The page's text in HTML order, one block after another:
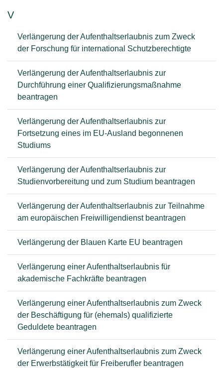
V
Verlängerung der Aufenthaltserlaubnis zum Zweck
der Forschung für international Schutzberechtigte
Verlängerung der Aufenthaltserlaubnis zur
Durchführung einer Qualifizierungsmaßnahme
beantragen
Verlängerung der Aufenthaltserlaubnis zur
Fortsetzung eines im EU-Ausland begonnenen
Studiums
Verlängerung der Aufenthaltserlaubnis zur
Studienvorbereitung und zum Studium beantragen
Verlängerung der Aufenthaltserlaubnis zur Teilnahme
am europäischen Freiwilligendienst beantragen
Verlängerung der Blauen Karte EU beantragen
Verlängerung einer Aufenthaltserlaubnis für
akademische Fachkräfte beantragen
Verlängerung einer Aufenthaltserlaubnis zum Zweck
der Beschäftigung für (ehemals) qualifizierte
Geduldete beantragen
Verlängerung einer Aufenthaltserlaubnis zum Zweck
der Erwerbstätigkeit für Freiberufler beantragen